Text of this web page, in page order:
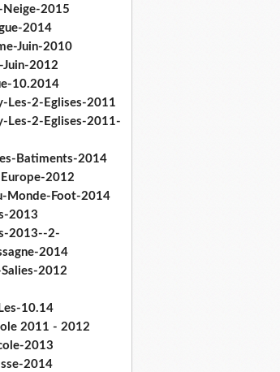
Neige-2015
2014
Juin-2010
Juin-2012
10.2014
Les-2-Eglises-2011
Les-2-Eglises-2011-
Batiments-2014
2012
Monde-Foot-2014
2013
2013--2-
2014
2012
10.14
2011 - 2012
2013
2014